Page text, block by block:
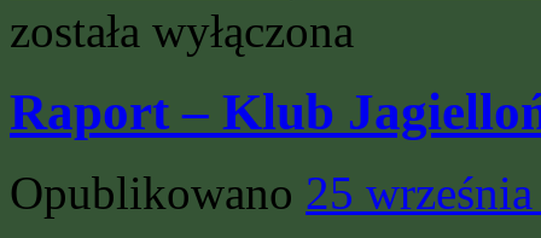
została wyłączona
Raport – Klub
Opublikowano 25